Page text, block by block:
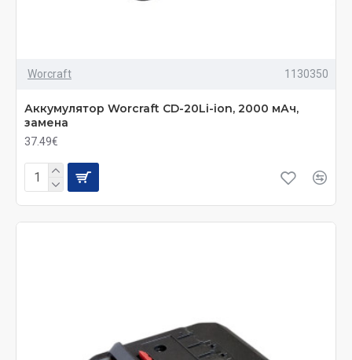
Worcraft 1130350
Аккумулятор Worcraft CD-20Li-ion, 2000 мАч,
замена
37.49€